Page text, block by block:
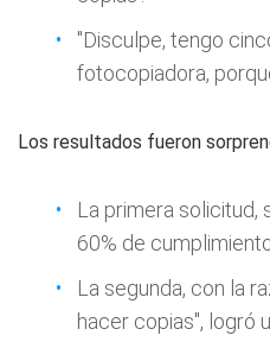
"Disculpe, tengo
fotocopiadora,
Los resultados fueron
La primera solicitud,
60% de
La segunda, con la
hacer copias", logró